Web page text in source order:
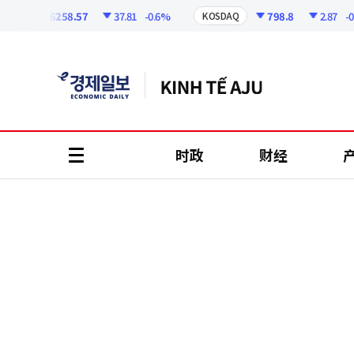
6258.57 37.81 -0.6% KOSDAQ 798.8 2.87 -
时政 财经